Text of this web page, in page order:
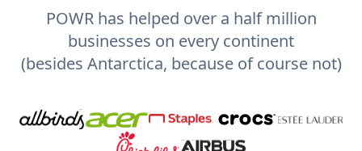
POWR has helped over a half million
businesses on every continent
(besides Antarctica, because of course not)